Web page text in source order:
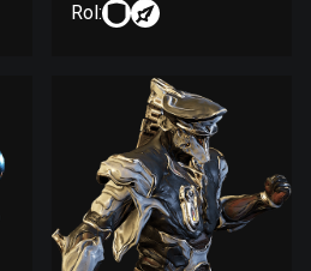
Rol: